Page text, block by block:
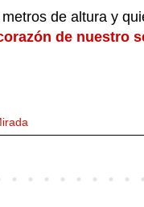
de altura y
de nuestro